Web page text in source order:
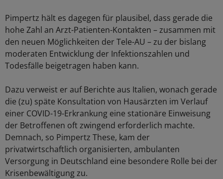
Pimpertz hält es dagegen für plausibel, dass gerade die
hohe Zahl an Arzt-Patienten-Kontakten – zusammen mit
den neuen Möglichkeiten der Tele-AU – zu der bislang
moderaten Entwicklung der Infektionszahlen und
Todesfälle beigetragen haben kann.
Dazu verweist er auf Berichte aus Italien, wonach gerade
die (zu) späte Konsultation von Hausärzten im Verlauf
einer COVID-19-Erkrankung eine stationäre Einweisung
der Betroffenen oft zwingend erforderlich machte.
Demnach, so Pimpertz These, kam der
privatwirtschaftlich organisierten, ambulanten
Versorgung in Deutschland eine besondere Rolle bei der
Krisenbewältigung zu.